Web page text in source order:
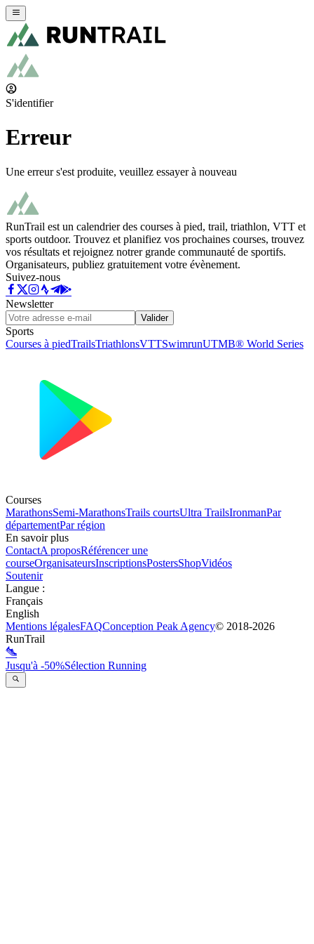
S'identifier
Erreur
Une erreur s'est produite, veuillez essayer à nouveau
RunTrail est un calendrier des courses à pied, trail, triathlon, VTT et
sports outdoor. Trouvez et planifiez vos prochaines courses, trouvez
vos résultats et rejoignez notrer grande communauté de sportifs.
Organisateurs, publiez gratuitement votre évènement.
Suivez-nous
Newsletter
Valider
Sports
Courses à piedTrailsTriathlonsVTTSwimrunUTMB® World Series
Courses
MarathonsSemi-MarathonsTrails courtsUltra TrailsIronmanPar
départementPar région
En savoir plus
ContactA proposRéférencer une
courseOrganisateursInscriptionsPostersShopVidéos
Soutenir
Langue :
Français
English
Mentions légalesFAQConception Peak Agency© 2018-2026
RunTrail
Jusqu'à -50%Sélection Running